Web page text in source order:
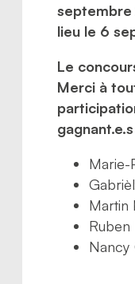
lieu le 6
Le
Merci à
Marie-
Martin
Ruben
Nancy